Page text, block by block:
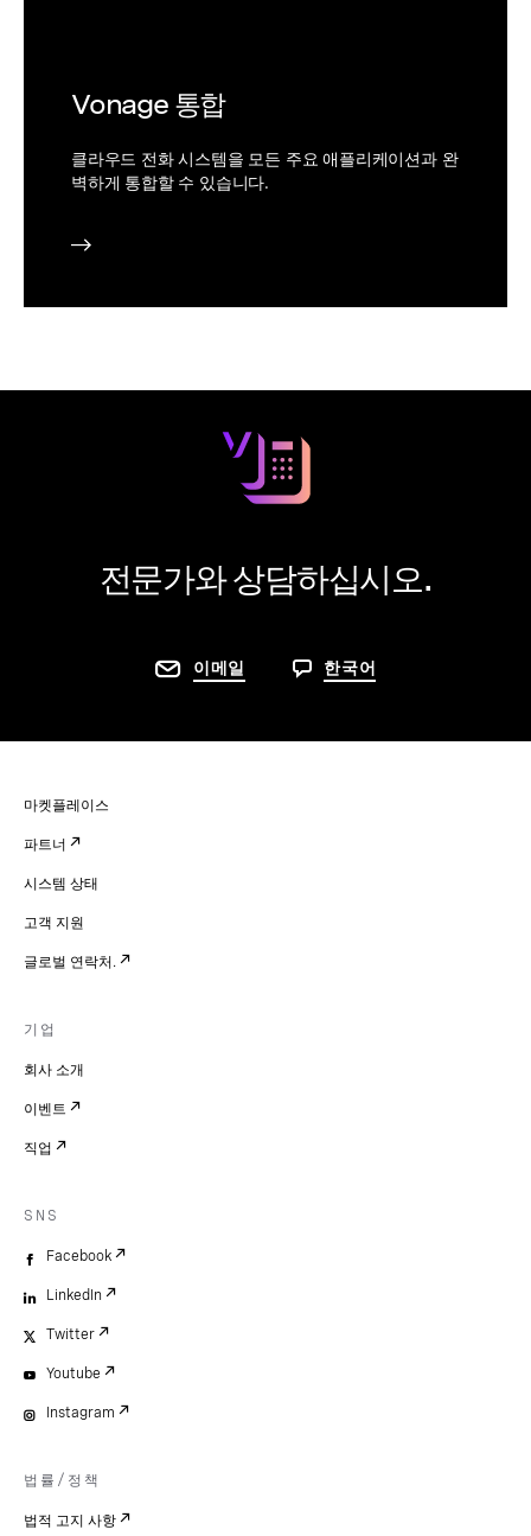
Vonage 통합
클라우드 전화 시스템을 모든 주요 애플리케이션과 완
벽하게 통합할 수 있습니다.
전문가와 상담하십시오.
이메일 한국어
마켓플레이스
파트너
시스템 상태
고객 지원
글로벌 연락처.
기업
회사 소개
이벤트
직업
SNS
Facebook
LinkedIn
Twitter
Youtube
Instagram
법률/정책
법적 고지 사항